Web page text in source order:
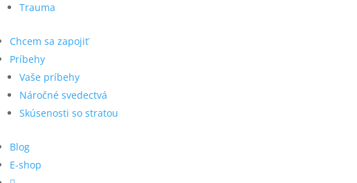
Trauma
Chcem sa zapojiť
Príbehy
Vaše príbehy
Náročné svedectvá
Skúsenosti so stratou
Blog
E-shop